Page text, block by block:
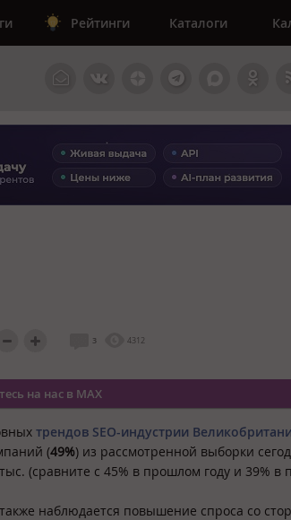
Рейтинги Каталоги
3 4312
на нас в MAX
трендов SEO-индустрии
(49%) из рассмотренной выборки
(сравните с 45% в прошлом году и 39% в
наблюдается повышение спроса со